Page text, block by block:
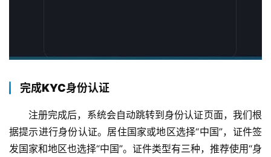
完成KYC身份认证
注册完成后，系统会自动跳转到身份认证页面，我们根
据提示进行身份认证。居住国家或地区选择“中国”，证件签
发国家和地区也选择“中国”。证件类型有三种，推荐使用“身